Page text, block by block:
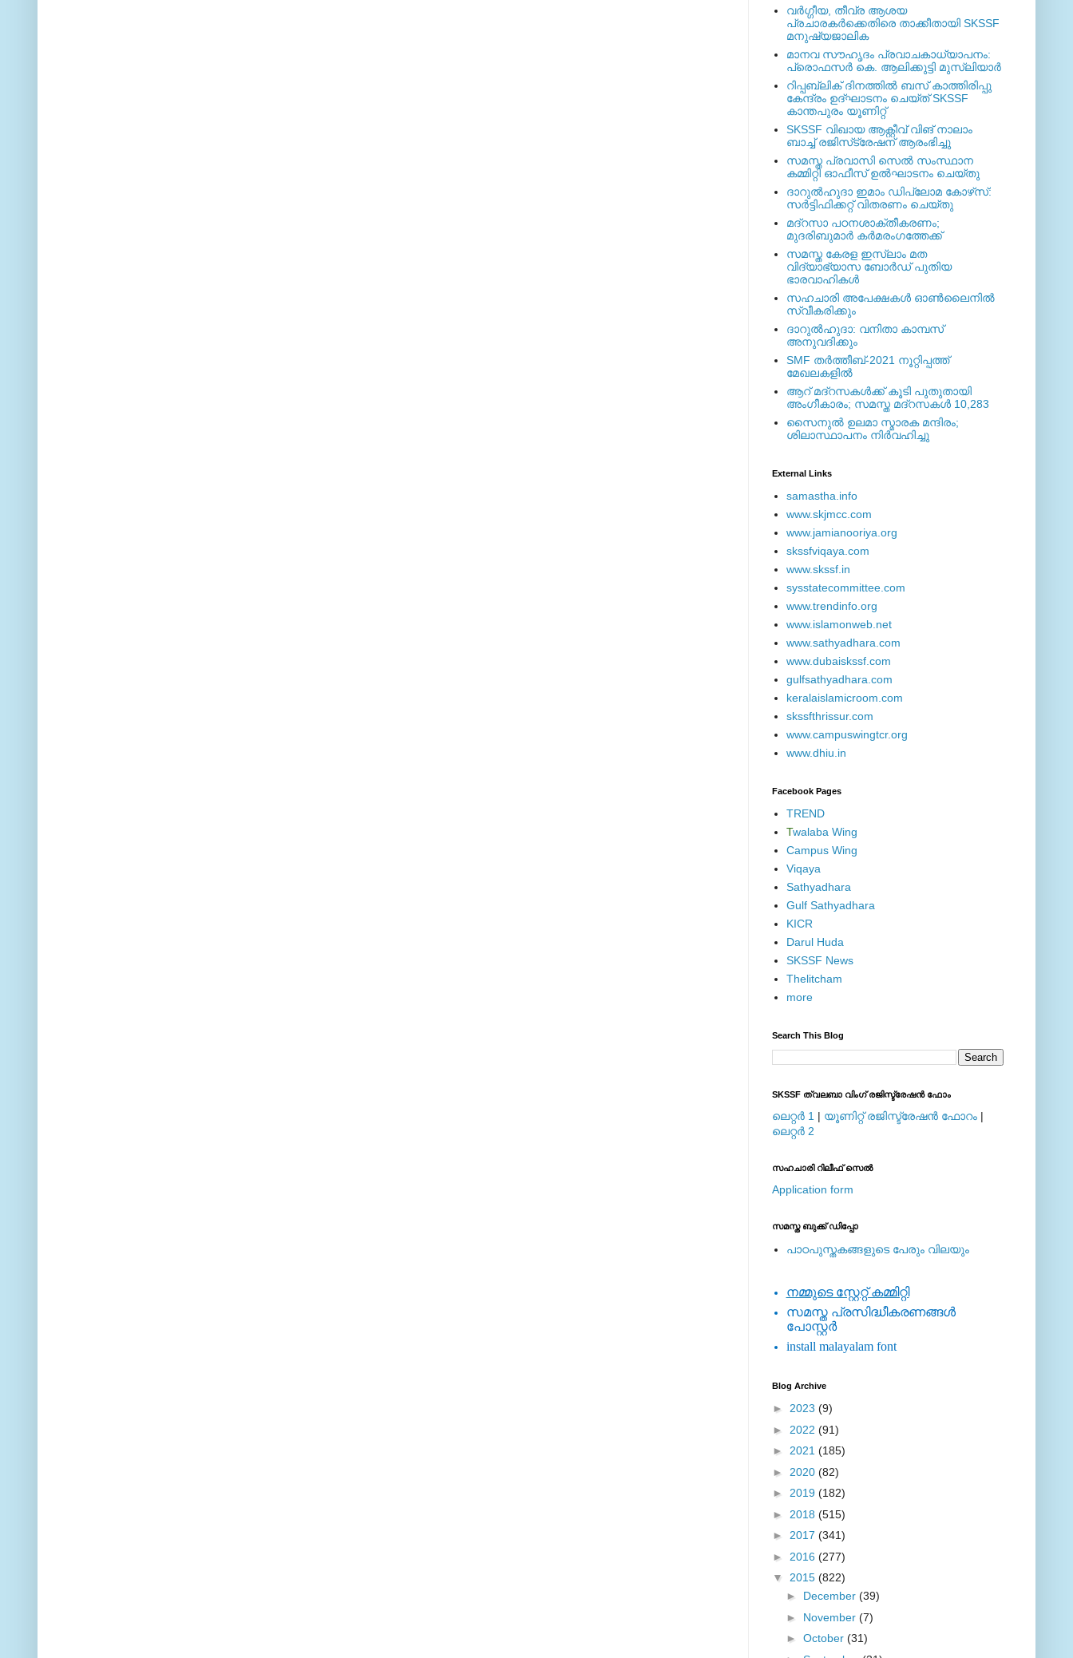
വര്‍ഗ്ഗീയ, തീവ്ര ആശയ
പ്രചാരകര്‍ക്കെതിരെ താക്കീതായി SKSSF
മനുഷ്യജാലിക
മാനവ സൗഹൃദം പ്രവാചകാധ്യാപനം:
പ്രൊഫസർ കെ. ആലിക്കുട്ടി മുസ്ലിയാർ
റിപ്പബ്ലിക് ദിനത്തില്‍ ബസ് കാത്തിരിപ്പു
കേന്ദ്രം ഉദ്ഘാടനം ചെയ്ത്‌ SKSSF
കാന്തപുരം യൂണിറ്റ്
SKSSF വിഖായ ആക്റ്റീവ് വിങ് നാലാം
ബാച്ച് രജിസ്‌ട്രേഷന് ആരംഭിച്ചു
സമസ്ത പ്രവാസി സെല്‍ സംസ്ഥാന
കമ്മിറ്റി ഓഫീസ് ഉല്‍ഘാടനം ചെയ്തു
ദാറുല്‍ഹുദാ ഇമാം ഡിപ്ലോമ കോഴ്‌സ്:
സര്‍ട്ടിഫിക്കറ്റ് വിതരണം ചെയ്തു
മദ്‌റസാ പഠനശാക്തീകരണം;
മുദരിബുമാര്‍ കര്‍മരംഗത്തേക്ക്
സമസ്ത കേരള ഇസ്ലാം മത
വിദ്യാഭ്യാസ ബോര്‍ഡ് പുതിയ
ഭാരവാഹികള്‍
സഹചാരി അപേക്ഷകൾ ഓൺലൈനിൽ
സ്വീകരിക്കും
ദാറുല്‍ഹുദാ: വനിതാ കാമ്പസ്
അനുവദിക്കും
SMF തര്‍ത്തീബ്-2021 നൂറ്റിപ്പത്ത്
മേഖലകളില്‍
ആറ് മദ്റസകള്‍ക്ക് കൂടി പുതുതായി
അംഗീകാരം; സമസ്ത മദ്റസകള്‍ 10,283
സൈനുല്‍ ഉലമാ സ്മാരക മന്ദിരം;
ശിലാസ്ഥാപനം നിര്‍വഹിച്ചു
External ‎Links
samastha.info
www.skjmcc.com
www.jamianooriya.org
skssfviqaya.com
www.skssf.in
sysstatecommittee.com
www.trendinfo.org
www.islamonweb.net
www.sathyadhara.com
www.dubaiskssf.com
gulfsathyadhara.com
keralaislamicroom.com
skssfthrissur.com
www.campuswingtcr.org
www.dhiu.in
Facebook Pages
TREND
Twalaba Wing
Campus Wing
Viqaya
Sathyadhara
Gulf Sathyadhara
KICR
Darul Huda
SKSSF News
Thelitcham
more
Search This Blog
SKSSF ത്വലബാ വിംഗ് രജിസ്ട്രേഷന്‍ ഫോം
ലെറ്റര്‍ 1 | യൂണിറ്റ് രജിസ്ട്രേഷന്‍ ഫോറം |
ലെറ്റര്‍ 2
സഹചാരി റിലീഫ് സെല്‍
Application form
സമസ്ത ബുക്ക് ഡിപ്പോ
പാഠപുസ്തകങ്ങളുടെ പേരും വിലയും
നമ്മുടെ സ്റ്റേറ്റ് കമ്മിറ്റി
സമസ്ത പ്രസിദ്ധീകരണങ്ങള്‍
പോസ്റ്റര്‍
install malayalam font
Blog Archive
► 2023 (9)
► 2022 (91)
► 2021 (185)
► 2020 (82)
► 2019 (182)
► 2018 (515)
► 2017 (341)
► 2016 (277)
▼ 2015 (822)
► December (39)
► November (7)
► October (31)